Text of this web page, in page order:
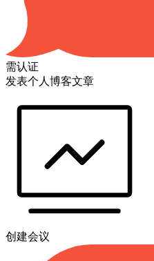
需认证
发表个人博客文章
创建会议